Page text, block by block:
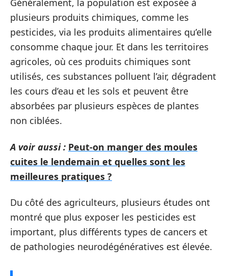
Généralement, la population est exposée à
plusieurs produits chimiques, comme les
pesticides, via les produits alimentaires qu’elle
consomme chaque jour. Et dans les territoires
agricoles, où ces produits chimiques sont
utilisés, ces substances polluent l’air, dégradent
les cours d’eau et les sols et peuvent être
absorbées par plusieurs espèces de plantes
non ciblées.
A voir aussi : Peut-on manger des moules
cuites le lendemain et quelles sont les
meilleures pratiques ?
Du côté des agriculteurs, plusieurs études ont
montré que plus exposer les pesticides est
important, plus différents types de cancers et
de pathologies neurodégénératives est élevée.